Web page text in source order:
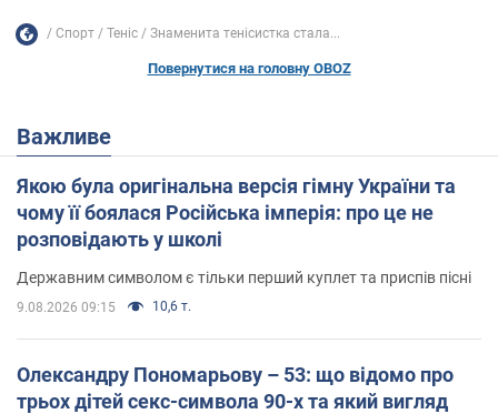
Спорт Теніс Знаменита тенісистка стала...
Повернутися на головну OBOZ
Важливе
Якою була оригінальна версія гімну України та
чому її боялася Російська імперія: про це не
розповідають у школі
Державним символом є тільки перший куплет та приспів пісні
9.08.2026 09:15 10,6 т.
Олександру Пономарьову – 53: що відомо про
трьох дітей секс-символа 90-х та який вигляд